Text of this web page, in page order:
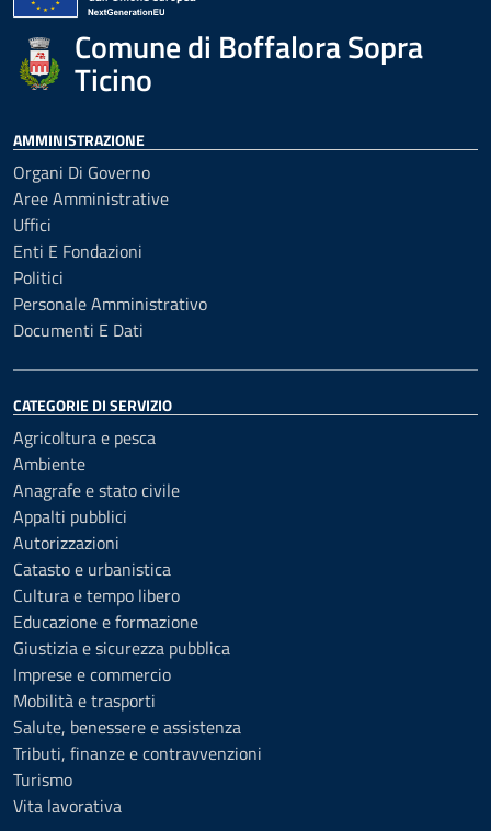
Comune di Boffalora Sopra
Ticino
AMMINISTRAZIONE
Organi Di Governo
Aree Amministrative
Uffici
Enti E Fondazioni
Politici
Personale Amministrativo
Documenti E Dati
CATEGORIE DI SERVIZIO
Agricoltura e pesca
Ambiente
Anagrafe e stato civile
Appalti pubblici
Autorizzazioni
Catasto e urbanistica
Cultura e tempo libero
Educazione e formazione
Giustizia e sicurezza pubblica
Imprese e commercio
Mobilità e trasporti
Salute, benessere e assistenza
Tributi, finanze e contravvenzioni
Turismo
Vita lavorativa